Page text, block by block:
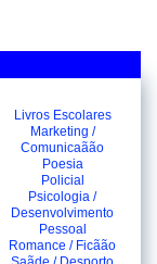
Livros Escolares
Marketing /
Comunicaãão
Poesia
Policial
Psicologia /
Desenvolvimento
Pessoal
Romance / Ficãão